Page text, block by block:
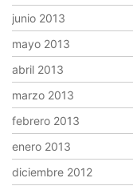
junio 2013
mayo 2013
abril 2013
marzo 2013
febrero 2013
enero 2013
diciembre 2012